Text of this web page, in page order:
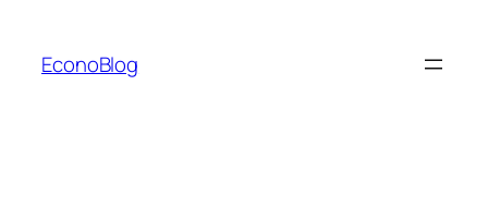
contenido
EconoBlog